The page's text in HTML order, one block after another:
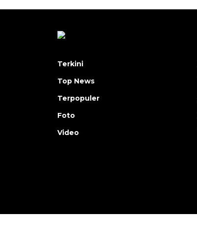
Terkini
Top News
Terpopuler
Foto
Video